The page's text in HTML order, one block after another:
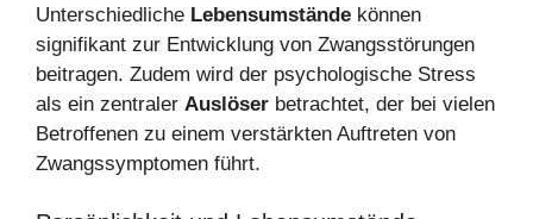
Unterschiedliche Lebensumstände können
signifikant zur Entwicklung von Zwangsstörungen
beitragen. Zudem wird der psychologische Stress
als ein zentraler Auslöser betrachtet, der bei vielen
Betroffenen zu einem verstärkten Auftreten von
Zwangssymptomen führt.